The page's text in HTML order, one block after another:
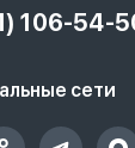
106-54-
сети